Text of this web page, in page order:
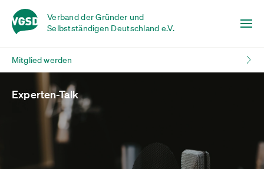
Verband der Gründer und
Selbstständigen Deutschland e.V.
Mitglied werden
Experten-Talk